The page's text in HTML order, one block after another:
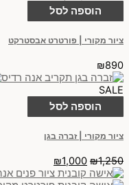
הוספה לסל
ציור מקורי | פורטרט אבסטרקט
₪890
SALE
הוספה לסל
ציור מקורי | זברה בגן
₪1,250
₪1,000